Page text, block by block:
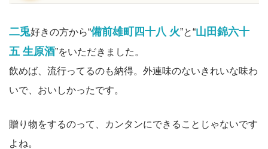
二兎好きの方から“備前雄町四十八 火”と“山田錦六十
五 生原酒”をいただきました。
飲めば、流行ってるのも納得。外連味のないきれいな味わ
いで、おいしかったです。
贈り物をするのって、カンタンにできることじゃないです
よね。